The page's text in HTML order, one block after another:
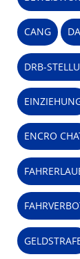
CANG
DRB-
ENCRO